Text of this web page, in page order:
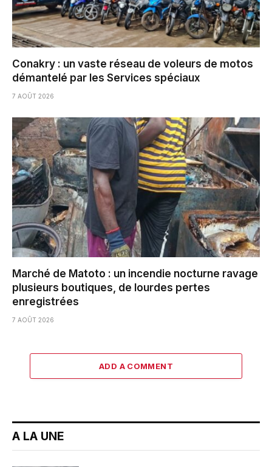
Conakry : un vaste réseau de voleurs de motos
démantelé par les Services spéciaux
7 AOÛT 2026
Marché de Matoto : un incendie nocturne ravage
plusieurs boutiques, de lourdes pertes
enregistrées
7 AOÛT 2026
ADD A COMMENT
A LA UNE